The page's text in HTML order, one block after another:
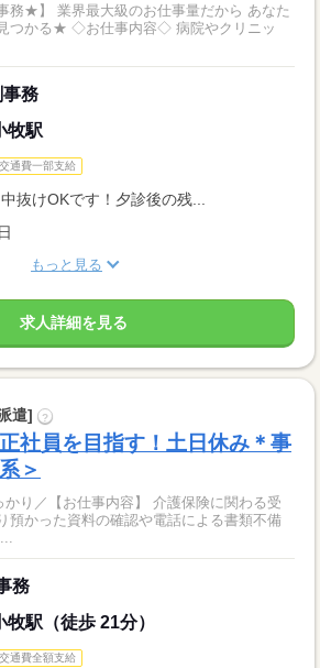
務★】 業界最大級のお仕事量だから あなた
◇ 病院やクリニッ
事務
牧駅
交通費一部支給
抜けOKです！夕診後の残...
もっと見る
求人詳細を見る
遣] ?
社員を目指す！土日休み＊事
＞
り／【お仕事内容】 介護保険に関わる受
預かった資料の確認や電話による書類不備
務
駅（徒歩 21分）
交通費全額支給